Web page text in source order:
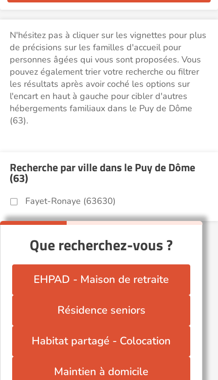
N'hésitez pas à cliquer sur les vignettes pour plus
de précisions sur les familles d'accueil pour
personnes âgées qui vous sont proposées. Vous
pouvez également trier votre recherche ou filtrer
les résultats après avoir coché les options sur
l'encart en haut à gauche pour cibler d'autres
hébergements familiaux dans le Puy de Dôme
(63).
Recherche par ville dans le Puy de Dôme
(63)
Fayet-Ronaye (63630)
Que recherchez-vous ?
EHPAD - Maison de retraite
Résidence seniors
Habitat partagé - Colocation
Maintien à domicile